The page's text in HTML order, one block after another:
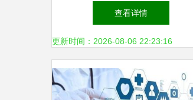
数”见证经济增长，赋能工业
互联时代
查看详情
更新时间：2026-08-06 22:23:16